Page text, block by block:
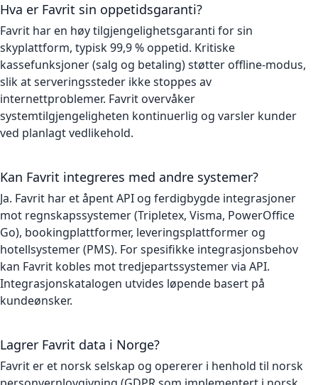
Hva er Favrit sin oppetidsgaranti?
Favrit har en høy tilgjengelighetsgaranti for sin
skyplattform, typisk 99,9 % oppetid. Kritiske
kassefunksjoner (salg og betaling) støtter offline-modus,
slik at serveringssteder ikke stoppes av
internettproblemer. Favrit overvåker
systemtilgjengeligheten kontinuerlig og varsler kunder
ved planlagt vedlikehold.
Kan Favrit integreres med andre systemer?
Ja. Favrit har et åpent API og ferdigbygde integrasjoner
mot regnskapssystemer (Tripletex, Visma, PowerOffice
Go), bookingplattformer, leveringsplattformer og
hotellsystemer (PMS). For spesifikke integrasjonsbehov
kan Favrit kobles mot tredjepartssystemer via API.
Integrasjonskatalogen utvides løpende basert på
kundeønsker.
Lagrer Favrit data i Norge?
Favrit er et norsk selskap og opererer i henhold til norsk